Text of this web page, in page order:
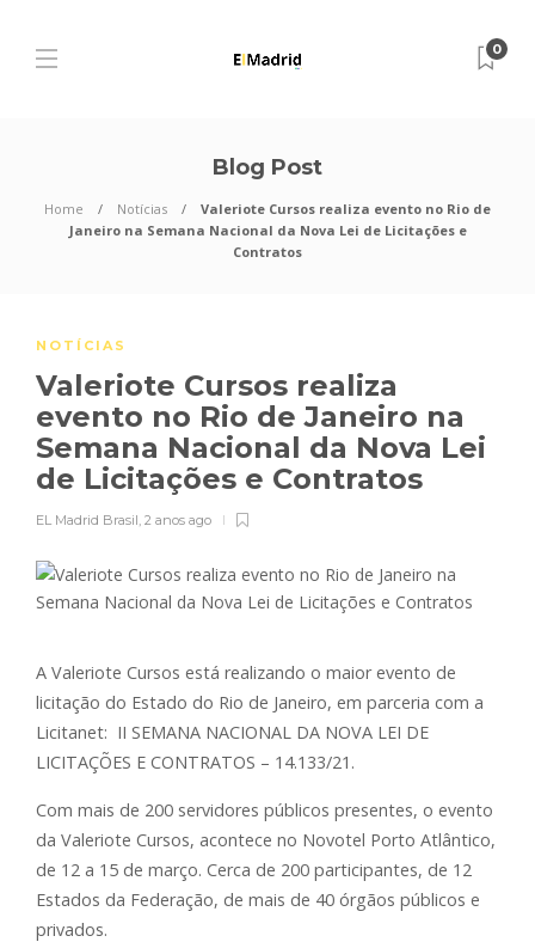
0
Blog Post
Home Notícias
Valeriote Cursos realiza evento no Rio de
Janeiro na Semana Nacional da Nova Lei de Licitações e
Contratos
NOTÍCIAS
Valeriote Cursos realiza
evento no Rio de Janeiro na
Semana Nacional da Nova Lei
de Licitações e Contratos
EL Madrid Brasil, 2 anos ago
A Valeriote Cursos está realizando o maior evento de
licitação do Estado do Rio de Janeiro, em parceria com a
Licitanet: II SEMANA NACIONAL DA NOVA LEI DE
LICITAÇÕES E CONTRATOS – 14.133/21.
Com mais de 200 servidores públicos presentes, o evento
da Valeriote Cursos, acontece no Novotel Porto Atlântico,
de 12 a 15 de março. Cerca de 200 participantes, de 12
Estados da Federação, de mais de 40 órgãos públicos e
privados.